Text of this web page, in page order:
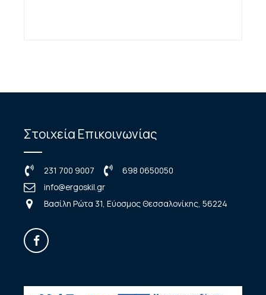
Στοιχεία Επικοινωνίας
231 700 9007
698 0650050
info@ergoskil.gr
Βασίλη Ρώτα 31, Εύοσμος Θεσσαλονίκης, 56224